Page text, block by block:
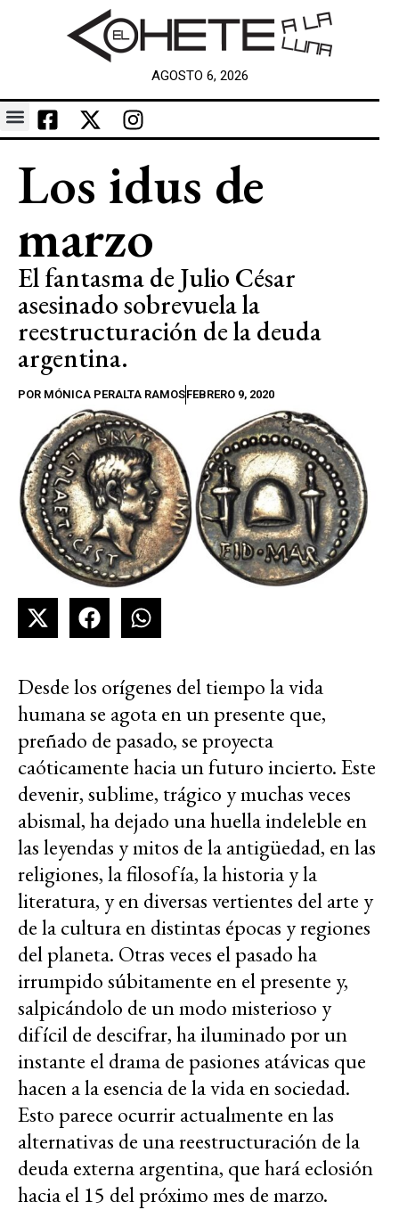
AGOSTO 6, 2026
Los idus de
marzo
El fantasma de Julio César
asesinado sobrevuela la
reestructuración de la deuda
argentina.
POR MÓNICA PERALTA RAMOSFEBRERO 9, 2020
Desde los orígenes del tiempo la vida
humana se agota en un presente que,
preñado de pasado, se proyecta
caóticamente hacia un futuro incierto. Este
devenir, sublime, trágico y muchas veces
abismal, ha dejado una huella indeleble en
las leyendas y mitos de la antigüedad, en las
religiones, la filosofía, la historia y la
literatura, y en diversas vertientes del arte y
de la cultura en distintas épocas y regiones
del planeta. Otras veces el pasado ha
irrumpido súbitamente en el presente y,
salpicándolo de un modo misterioso y
difícil de descifrar, ha iluminado por un
instante el drama de pasiones atávicas que
hacen a la esencia de la vida en sociedad.
Esto parece ocurrir actualmente en las
alternativas de una reestructuración de la
deuda externa argentina, que hará eclosión
hacia el 15 del próximo mes de marzo.